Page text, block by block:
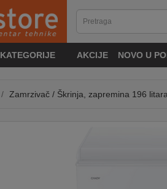
KATEGORIJE AKCIJE NOVO U
Zamrzivač / Škrinja, zapremina 196